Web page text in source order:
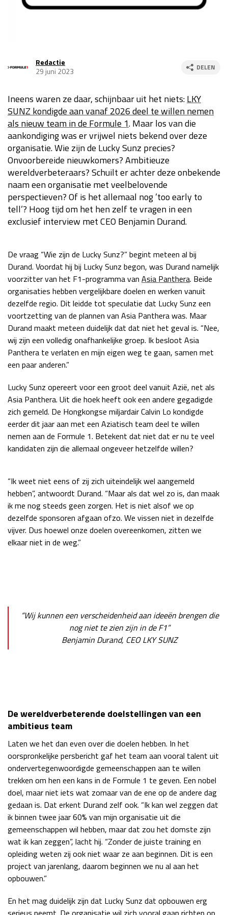
Race
za 13:00 - 15:00
Kwalificatie
za 23:00 - 00:00
Race
zo 21:00 - 23:00
GP MEXICO 2026 30 okt - 01 nov
Kwalificatie
za 22:00 - 23:00
Kwalificatie
za 19:00 - 20:00
Race
zo 18:00 - 20:00
LAS VEGAS GRAND PRIX 2026 20 - 22 nov
Kwalificatie
za 05:00 - 06:00
Race
zo 05:00 - 07:00
GP QATAR 2026 27 - 29 nov
Kwalificatie
za 19:00 - 20:00
Race
zo 17:00 - 19:00
GP ABU DHABI 2026 04 - 06 dec
Kwalificatie
za 15:00 - 16:00
Race
zo 14:00 - 16:00
Redactie
29 juni 2023
DELEN
Ineens waren ze daar, schijnbaar uit het niets:LKY
SUNZ kondigde aan vanaf 2026 deel te willen nemen
als nieuw team in de Formule 1. Maar los van die
aankondiging was er vrijwel niets bekend over deze
organisatie. Wie zijn de Lucky Sunz precies?
Onvoorbereide nieuwkomers? Ambitieuze
wereldverbeteraars? Schuilt er achter deze onbekende
naam een organisatie met veelbelovende
perspectieven? Of is het allemaal nog ’too early to
tell’? Hoog tijd om het hen zelf te vragen in een
exclusief interview met CEO Benjamin Durand.
De vraag “Wie zijn de Lucky Sunz?” begint meteen al bij
Durand. Voordat hij bij Lucky Sunz begon, was Durand namelijk
voorzitter van het F1-programma van Asia Panthera. Beide
organisaties hebben vergelijkbare doelen en werken vanuit
dezelfde regio. Dit leidde tot speculatie dat Lucky Sunz een
voortzetting van de plannen van Asia Panthera was. Maar
Durand maakt meteen duidelijk dat dat niet het geval is. “Nee,
wij zijn een volledig onafhankelijke groep. Ik besloot Asia
Panthera te verlaten en mijn eigen weg te gaan, samen met
een paar anderen.”
Lucky Sunz opereert voor een groot deel vanuit Azië, net als
Asia Panthera. Uit die hoek heeft ook een andere gegadigde
zich gemeld. De Hongkongse miljardair Calvin Lo kondigde
eerder dit jaar aan met een Aziatisch team deel te willen
nemen aan de Formule 1. Betekent dat niet dat er nu te veel
kandidaten zijn die allemaal ongeveer hetzelfde willen?
“Ik weet niet eens of zij zich uiteindelijk wel aangemeld
hebben”, antwoordt Durand. “Maar als dat wel zo is, dan maak
ik me nog steeds geen zorgen. Het is niet alsof we op
dezelfde sponsoren afgaan ofzo. We vissen niet in dezelfde
vijver. Dus hoewel onze doelen overeenkomen, zitten we
elkaar niet in de weg.”
“Wij kunnen een verscheidenheid aan ideeën brengen die
nog niet te zien zijn in de F1”
Benjamin Durand, CEO LKY SUNZ
De wereldverbeterende doelstellingen van een
ambitieus team
Laten we het dan even over die doelen hebben. In het
oorspronkelijke persbericht gaf het team aan vooral talent uit
ondervertegenwoordigde gemeenschappen aan te willen
trekken om hen een kans in de Formule 1 te geven. Een nobel
doel, maar niet iets wat zomaar van de ene op de andere dag
gedaan is. Dat erkent Durand zelf ook. “Ik kan wel zeggen dat
ik binnen twee jaar 60% van mijn organisatie uit die
gemeenschappen wil hebben, maar dat zou het domste zijn
wat ik kan zeggen”, lacht hij. “Zonder de juiste training en
opleiding weten zij ook niet waar ze aan beginnen. Dit is een
project van jarenlang, daarom beginnen we nu al aan het
opbouwen.”
En het mag duidelijk zijn dat Lucky Sunz dat opbouwen erg